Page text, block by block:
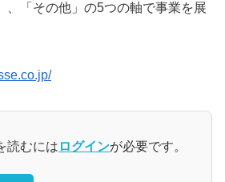
、「その他」の5つの軸で事業を展
読むには ログインが必要です。